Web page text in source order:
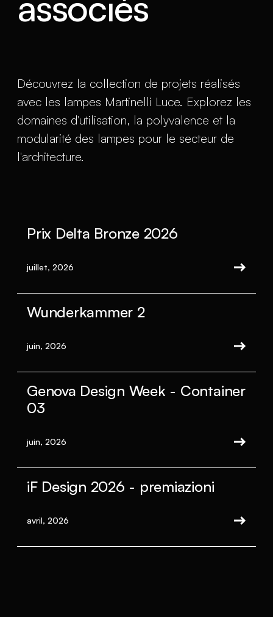
Découvrez la collection de projets réalisés
avec les lampes Martinelli Luce. Explorez les
domaines d'utilisation, la polyvalence et la
modularité des lampes pour le secteur de
l'architecture.
Prix Delta Bronze 2026
juillet, 2026
Wunderkammer 2
juin, 2026
Genova Design Week - Container
03
juin, 2026
iF Design 2026 - premiazioni
avril, 2026